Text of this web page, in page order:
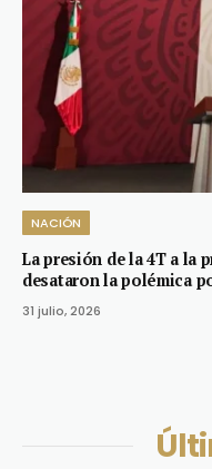
NACIÓN
La presión de la 4T a la
desataron la polémica
31 julio, 2026